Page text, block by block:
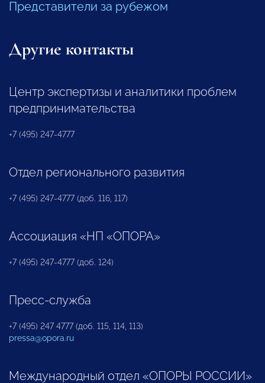
Представители за рубежом
Другие контакты
Центр экспертизы и аналитики проблем
предпринимательства
+7 (495) 247-4777
Отдел регионального развития
+7 (495) 247-4777 (доб. 116, 117)
Ассоциация «НП «ОПОРА»
+7 (495) 247-4777 (доб. 124)
Пресс-служба
+7 (495) 247 4777 (доб. 115, 114, 113)
pressa@opora.ru
Международный отдел «ОПОРЫ РОССИИ»